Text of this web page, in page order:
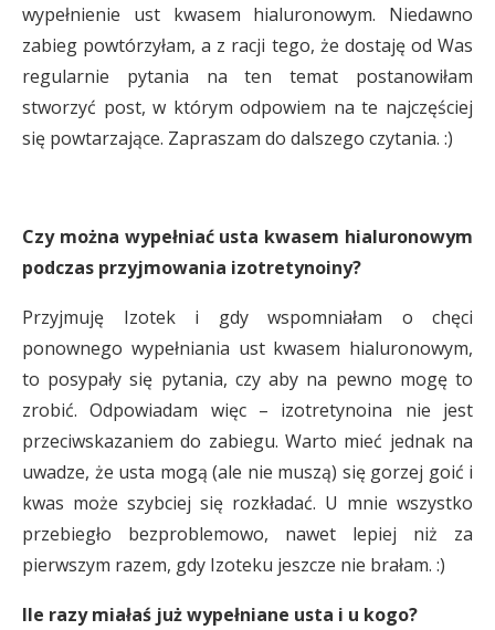
wypełnienie ust kwasem hialuronowym. Niedawno
zabieg powtórzyłam, a z racji tego, że dostaję od Was
regularnie pytania na ten temat postanowiłam
stworzyć post, w którym odpowiem na te najczęściej
się powtarzające. Zapraszam do dalszego czytania. :)
Czy można wypełniać usta kwasem hialuronowym
podczas przyjmowania izotretynoiny?
Przyjmuję Izotek i gdy wspomniałam o chęci
ponownego wypełniania ust kwasem hialuronowym,
to posypały się pytania, czy aby na pewno mogę to
zrobić. Odpowiadam więc – izotretynoina nie jest
przeciwskazaniem do zabiegu. Warto mieć jednak na
uwadze, że usta mogą (ale nie muszą) się gorzej goić i
kwas może szybciej się rozkładać. U mnie wszystko
przebiegło bezproblemowo, nawet lepiej niż za
pierwszym razem, gdy Izoteku jeszcze nie brałam. :)
Ile razy miałaś już wypełniane usta i u kogo?